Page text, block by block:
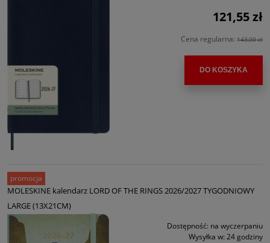
121,55 zł
Cena regularna: 143,00 zł
DO KOSZYKA
MOLESKINE kalendarz LORD OF THE RINGS 2026/2027 TYGODNIOWY
LARGE (13X21CM)
Dostępność: na wyczerpaniu
Wysyłka w: 24 godziny
promocja